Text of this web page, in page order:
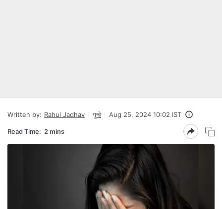
Written by: Rahul Jadhav गुन्हे Aug 25, 2024 10:02 IST
Read Time: 2 mins